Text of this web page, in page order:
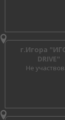
г.Игора
DRIVE"
Не